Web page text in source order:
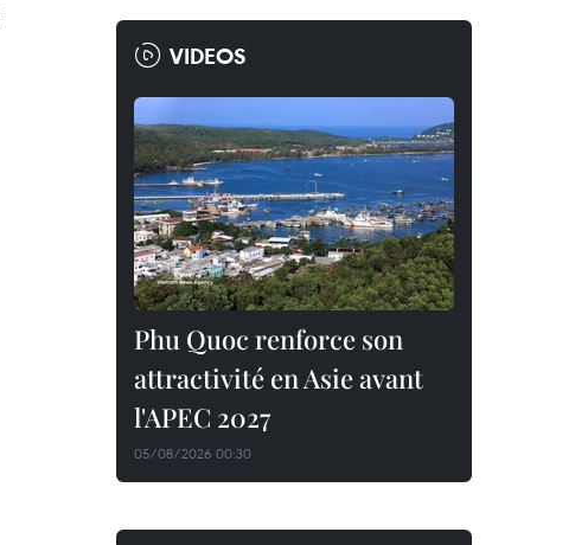
VIDEOS
Phu Quoc renforce son
attractivité en Asie avant
l'APEC 2027
05/08/2026 00:30